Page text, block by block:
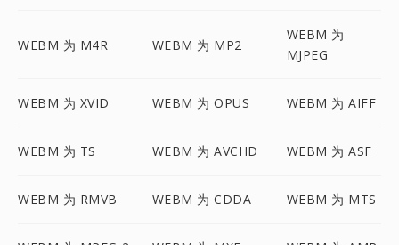
WEBM 为 M4R WEBM 为 MP2
WEBM 为
MJPEG
WEBM 为 XVID WEBM 为 OPUS WEBM 为 AIFF
WEBM 为 TS WEBM 为 AVCHD WEBM 为 ASF
WEBM 为 RMVB WEBM 为 CDDA WEBM 为 MTS